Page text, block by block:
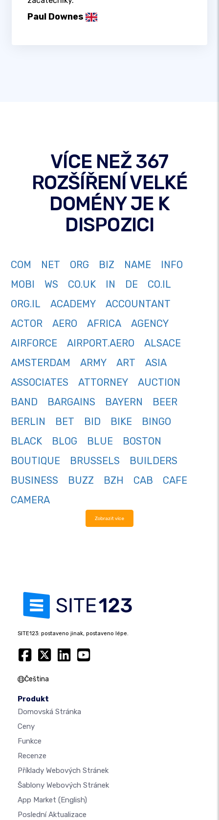
Paul Downes
VÍCE NEŽ 367
ROZŠÍŘENÍ VELKÉ
DOMÉNY JE K
DISPOZICI
COM NET ORG BIZ NAME
INFO
MOBI
WS CO.UK IN DE
CO.IL
ORG.IL
ACADEMY
ACCOUNTANT
ACTOR
AERO AFRICA
AGENCY
AIRFORCE
AIRPORT.AERO
ALSACE
AMSTERDAM
ARMY ART
ASIA
ASSOCIATES
ATTORNEY
AUCTION
BAND
BARGAINS BAYERN
BEER
BERLIN
BET BID BIKE
BINGO
BLACK
BLOG BLUE
BOSTON
BOUTIQUE
BRUSSELS
BUILDERS
BUSINESS
BUZZ BZH CAB
CAFE
CAMERA
Zobrazit více
SITE123: postaveno jinak, postaveno lépe.
Čeština
Produkt
Domovská Stránka
Ceny
Funkce
Recenze
Příklady Webových Stránek
Šablony Webových Stránek
App Market (English)
Poslední Aktualizace